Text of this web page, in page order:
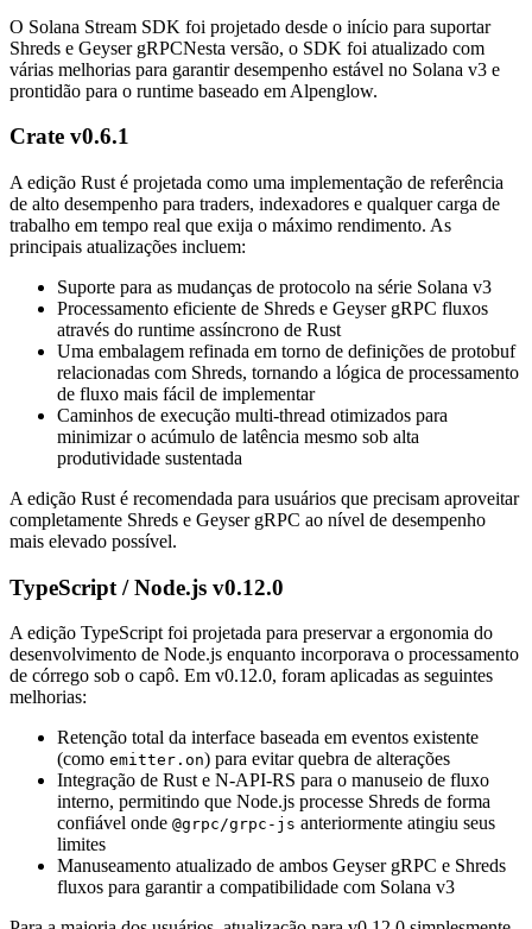
O Solana Stream SDK foi projetado desde o início para suportar
Shreds e Geyser gRPCNesta versão, o SDK foi atualizado com
várias melhorias para garantir desempenho estável no Solana v3 e
prontidão para o runtime baseado em Alpenglow.
Crate v0.6.1
A edição Rust é projetada como uma implementação de referência
de alto desempenho para traders, indexadores e qualquer carga de
trabalho em tempo real que exija o máximo rendimento. As
principais atualizações incluem:
Suporte para as mudanças de protocolo na série Solana v3
Processamento eficiente de Shreds e Geyser gRPC fluxos
através do runtime assíncrono de Rust
Uma embalagem refinada em torno de definições de protobuf
relacionadas com Shreds, tornando a lógica de processamento
de fluxo mais fácil de implementar
Caminhos de execução multi-thread otimizados para
minimizar o acúmulo de latência mesmo sob alta
produtividade sustentada
A edição Rust é recomendada para usuários que precisam aproveitar
completamente Shreds e Geyser gRPC ao nível de desempenho
mais elevado possível.
TypeScript / Node.js v0.12.0
A edição TypeScript foi projetada para preservar a ergonomia do
desenvolvimento de Node.js enquanto incorporava o processamento
de córrego sob o capô. Em v0.12.0, foram aplicadas as seguintes
melhorias:
Retenção total da interface baseada em eventos existente
(como emitter.on) para evitar quebra de alterações
Integração de Rust e N-API-RS para o manuseio de fluxo
interno, permitindo que Node.js processe Shreds de forma
confiável onde @grpc/grpc-js anteriormente atingiu seus
limites
Manuseamento atualizado de ambos Geyser gRPC e Shreds
fluxos para garantir a compatibilidade com Solana v3